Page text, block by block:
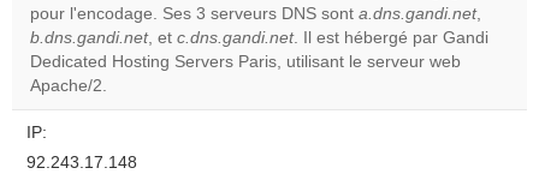
Do you
own this
website?
OK
pour l'encodage. Ses 3 serveurs DNS sont a.dns.gandi.net,
b.dns.gandi.net, et c.dns.gandi.net. Il est hébergé par Gandi
Dedicated Hosting Servers Paris, utilisant le serveur web
Apache/2.
IP:
92.243.17.148